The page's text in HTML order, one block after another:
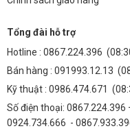
Chọn công suất phù hợp:
dùng kết hợp nhiều đèn
để đảm bảo tuổi thọ và
Màu ánh sáng:Chọn ánh
ánh sáng vàng cho
Tổng đài hỗ trợ
Hotline : 0867.224.396
Bán hàng : 091993.12.13
Kỹ thuật : 0986.474.671
Số điện thoại:
0924.734.666 -